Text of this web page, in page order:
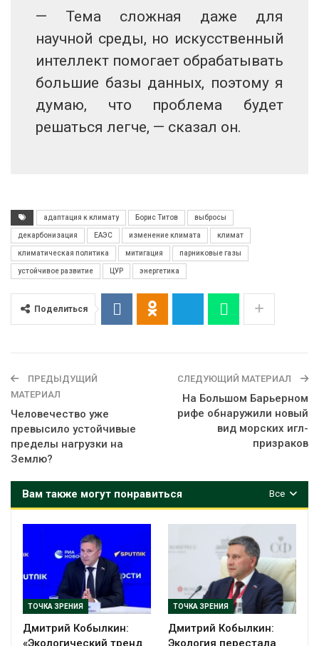
— Тема сложная даже для
научной среды, но искусственный
интеллект помогает обрабатывать
большие базы данных, поэтому я
думаю, что проблема будет
решаться легче, — сказал он.
адаптация к климату Борис Титов выбросы
декарбонизация ЕАЭС изменение климата климат
климатическая политика митигация парниковые газы
устойчивое развитие ЦУР энергетика
Поделиться
ПРЕДЫДУЩИЙ
МАТЕРИАЛ
Человечество уже
превысило устойчивые
пределы нагрузки на
Землю?
СЛЕДУЮЩИЙ МАТЕРИАЛ
На Большом Барьерном
рифе обнаружили новый
вид морских игл-
призраков
Все
Вам также могут понравиться
ТОЧКА ЗРЕНИЯ
Дмитрий Кобылкин:
«Экологический тренд
ТОЧКА ЗРЕНИЯ
Дмитрий Кобылкин:
Экология перестала